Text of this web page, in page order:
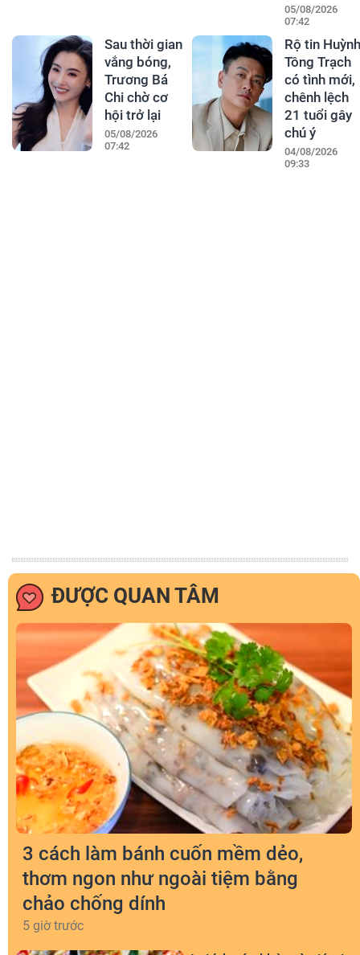
05/08/2026
07:42
Sau thời gian
vắng bóng,
Trương Bá
Chi chờ cơ
hội trở lại
05/08/2026
07:42
Rộ tin Huỳnh
Tông Trạch
có tình mới,
chênh lệch
21 tuổi gây
chú ý
04/08/2026
09:33
ĐƯỢC QUAN TÂM
3 cách làm bánh cuốn mềm dẻo,
thơm ngon như ngoài tiệm bằng
chảo chống dính
5 giờ trước